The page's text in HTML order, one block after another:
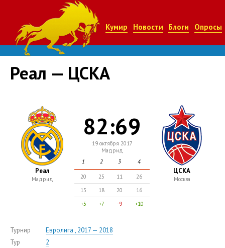
Кумир Новости Блоги Опросы
Реал — ЦСКА
Реал
Мадрид
82:69
19 октября 2017
Мадрид
1
2 3 4
20 25 11
26
15
18 20
16
+5
+7 -9 +10
ЦСКА
Москва
Турнир
Евролига , 2017 — 2018
Тур
2